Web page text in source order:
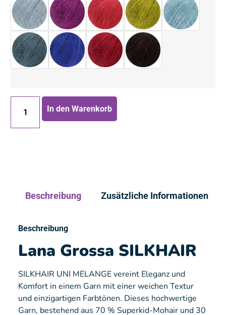
In den Warenkorb
Beschreibung Zusätzliche Informationen
Beschreibung
Lana Grossa SILKHAIR
SILKHAIR UNI MELANGE vereint Eleganz und
Komfort in einem Garn mit einer weichen Textur
und einzigartigen Farbtönen. Dieses hochwertige
Garn, bestehend aus 70 % Superkid-Mohair und 30